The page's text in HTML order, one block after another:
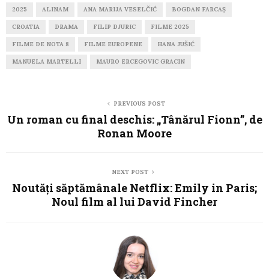
2025 ALINAM ANA MARIJA VESELČIĆ BOGDAN FARCAȘ
CROATIA DRAMA FILIP DJURIC FILME 2025
FILME DE NOTA 8 FILME EUROPENE HANA JUŠIĆ
MANUELA MARTELLI MAURO ERCEGOVIC GRACIN
PREVIOUS POST
Un roman cu final deschis: „Tânărul Fionn”, de
Ronan Moore
NEXT POST
Noutăți săptămânale Netflix: Emily in Paris;
Noul film al lui David Fincher